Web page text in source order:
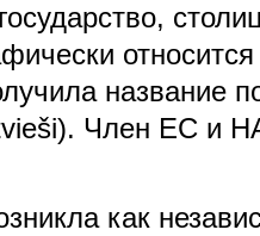
название
Член ЕС и
как